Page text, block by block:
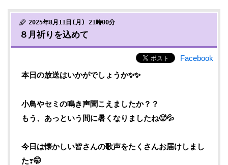
2025年8月11日(月) 21時00分
８月祈りを込めて
Facebook
本日の放送はいかがでしょうか✨✨
小鳥やセミの鳴き声聞こえましたか？？
もう、あっという間に暑くなりましたね🥵💦
今日は懐かしい皆さんの歌声をたくさんお届けしまし
た❣️🤭